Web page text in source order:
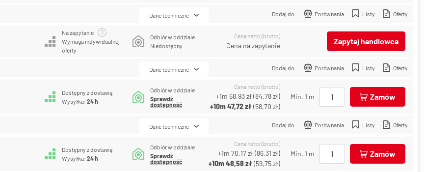
Dodaj do: Porównania Listy Oferty
Dane techniczne
Na zapytanie
Wymaga indywidualnej
oferty
Odbiór w oddziale
Niedostępny
Cena netto (brutto)
Cena na zapytanie Zapytaj handlowca
Dodaj do: Porównania Listy Oferty
Dane techniczne
Dostępny z dostawą
Wysyłka:24 h
Odbiór w oddziale
Sprawdź
dostępność
Cena netto (brutto)
+1m 68,93 zł(84,78 zł)
+10m47,72 zł(58,70 zł)
Min. 1 m Zamów
Dodaj do: Porównania Listy Oferty
Dane techniczne
Dostępny z dostawą
Wysyłka:24 h
Odbiór w oddziale
Sprawdź
dostępność
Cena netto (brutto)
+1m 70,17 zł(86,31 zł)
+10m48,58 zł(59,75 zł)
Min. 1 m Zamów